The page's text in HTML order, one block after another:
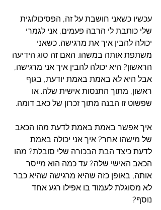
עכשיו כשאני חושבת על זה, הפסיכולוגית
שלי כותבת לי הרבה פעמים, אני לגמרי
יכולה להבין איך את מרגישה. כשאני
משתפת אותה במשהו. האם זה סוג הידיעה
הראשון? היא יכולה להבין איך אני מרגישה,
אבל היא לא באמת באמת יודעת, בגוף
ראשון, מתוך התנסות אישית שלה. או
שפשוט זו הבנה מתוך זכרון של כאב דומה.
איך אפשר באמת באמת לדעת מהו הכאב
של מישהו אחר? איך אני יכולה באמת
לדעת כיצד הבת הבכורה שלי סובלת? מהו
הכאב האישי שלה? עד כמה הוא מייסר
אותה, באופן כזה שהיא מרגישה שהיא כבר
לא מסוגלת לעמוד בו אפילו רגע אחד
נוסף?